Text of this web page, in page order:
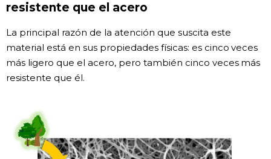
Tokio
Avisos
resistente que el acero
La principal razón de la atención que suscita este
material está en sus propiedades físicas: es cinco veces
más ligero que el acero, pero también cinco veces más
resistente que él.